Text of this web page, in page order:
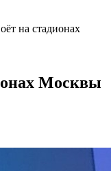
на стадионах
Москвы